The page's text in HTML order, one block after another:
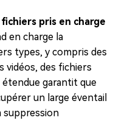
pris en charge
en charge la
types, y compris des
vidéos, des fichiers
garantit que
un large éventail
suppression